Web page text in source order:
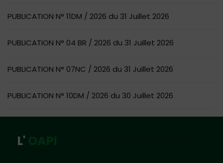
PUBLICATION N° 11DM / 2026 du 31 Juillet 2026
PUBLICATION N° 04 BR / 2026 du 31 Juillet 2026
PUBLICATION N° 07NC / 2026 du 31 Juillet 2026
PUBLICATION N° 10DM / 2026 du 30 Juillet 2026
L'